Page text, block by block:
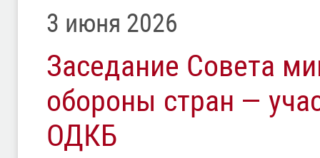
3 июня 2026
Заседание Совета
обороны стран —
ОДКБ